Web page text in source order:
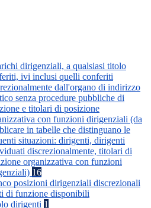
dirigenziali, a qualsiasi titolo
ivi inclusi quelli conferiti
dall'organo di indirizzo
senza procedure pubbliche di
e titolari di posizione
con funzioni dirigenziali (da
in tabelle che distinguano le
situazioni: dirigenti, dirigenti
discrezionalmente, titolari di
organizzativa con funzioni
16
posizioni dirigenziali discrezionali
di funzione disponibili
dirigenti 1